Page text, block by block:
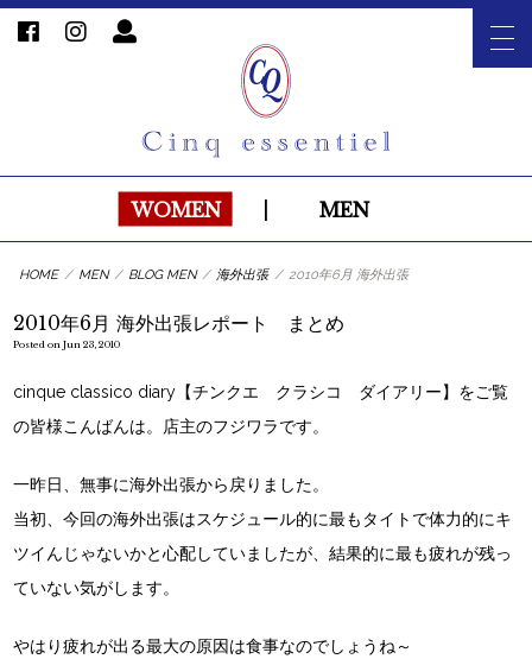
WOMEN MEN
HOME / MEN / BLOG MEN / 海外出張 / 2010年6月 海外出張
2010年6月 海外出張レポート まとめ
Posted on Jun 23, 2010
cinque classico diary【チンクエ クラシコ ダイアリー】をご覧
の皆様こんばんは。店主のフジワラです。
一昨日、無事に海外出張から戻りました。
当初、今回の海外出張はスケジュール的に最もタイトで体力的にキ
ツイんじゃないかと心配していましたが、結果的に最も疲れが残っ
ていない気がします。
やはり疲れが出る最大の原因は食事なのでしょうね～